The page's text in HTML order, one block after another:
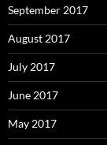
September 2017
August 2017
July 2017
June 2017
May 2017